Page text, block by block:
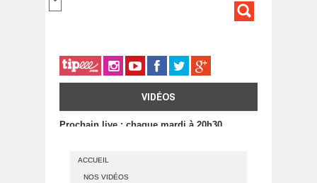
VIDÉOS
Prochain live : chaque mardi à 20h30
ACCUEIL
NOS VIDÉOS